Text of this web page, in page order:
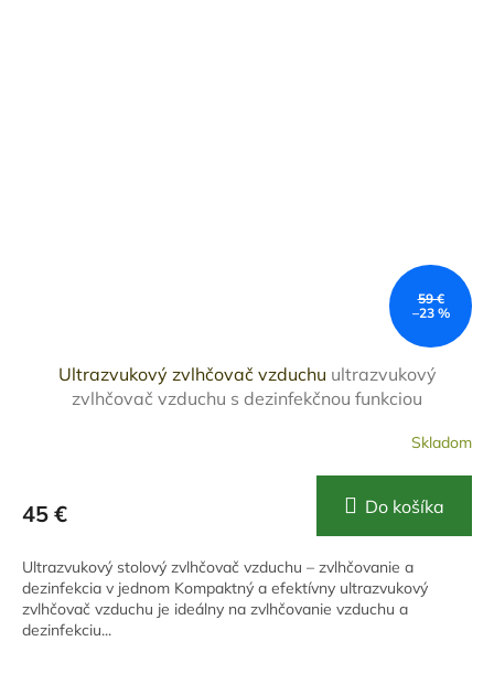
59 €
–23 %
Ultrazvukový zvlhčovač vzduchu ultrazvukový
zvlhčovač vzduchu s dezinfekčnou funkciou
Skladom
45 € Do košíka
Ultrazvukový stolový zvlhčovač vzduchu – zvlhčovanie a
dezinfekcia v jednom Kompaktný a efektívny ultrazvukový
zvlhčovač vzduchu je ideálny na zvlhčovanie vzduchu a
dezinfekciu...